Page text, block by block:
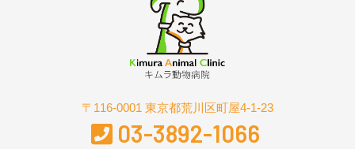
〒116-0001 東京都荒川区町屋4-1-23
03-3892-1066